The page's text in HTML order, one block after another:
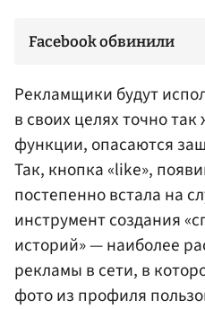
Facebook обвинили
Рекламщики будут
в своих целях точно
функции, опасаются
Так, кнопка «like»,
постепенно встала на
инструмент создания
историй» — наиболее
рекламы в сети, в
фото из профиля